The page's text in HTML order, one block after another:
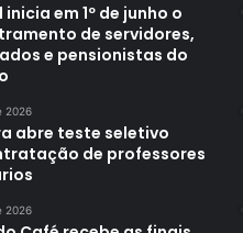
em 1º de junho o
de servidores,
e pensionistas do
2026
abre teste seletivo
de professores
2026